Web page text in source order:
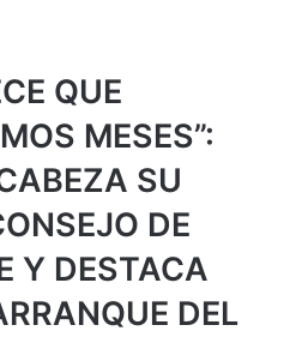
QUE
MESES”:
SU
DE
Y DESTACA
DEL